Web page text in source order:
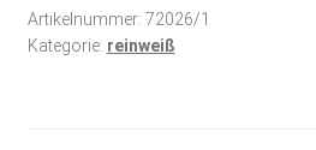
Artikelnummer: 72026/1
Kategorie: reinweiß